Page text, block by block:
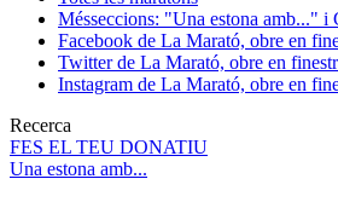
Mésseccions: "Una estona amb..." i
Facebook de La Marató, obre en
Twitter de La Marató, obre en
Instagram de La Marató, obre en
Recerca
FES EL TEU DONATIU
Una estona amb...